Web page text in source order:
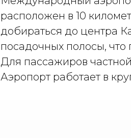
расположен в 10
добираться до центра
посадочных полосы, что
Для пассажиров
Аэропорт работает в